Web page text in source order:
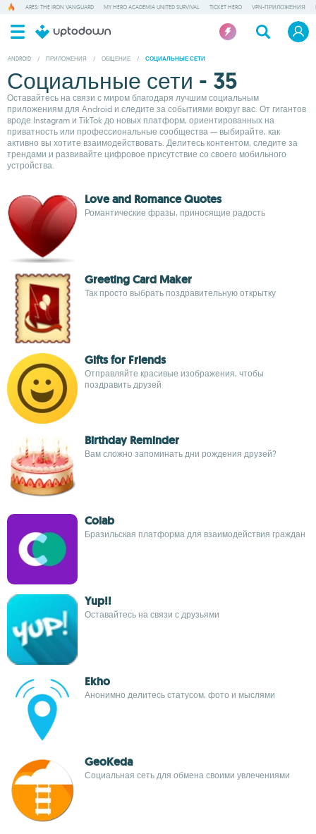
ARES: THE IRON VANGUARD MY HERO ACADEMIA UNITED SURVIVAL TICKET HERO VPN-ПРИЛОЖЕНИЯ
ANDROID / ПРИЛОЖЕНИЯ / ОБЩЕНИЕ / СОЦИАЛЬНЫЕ СЕТИ
Социальные сети - 35
Оставайтесь на связи с миром благодаря лучшим социальным
приложениям для Android и следите за событиями вокруг вас. От гигантов
вроде Instagram и TikTok до новых платформ, ориентированных на
приватность или профессиональные сообщества — выбирайте, как
активно вы хотите взаимодействовать. Делитесь контентом, следите за
трендами и развивайте цифровое присутствие со своего мобильного
устройства.
Love and Romance Quotes
Романтические фразы, приносящие радость
Greeting Card Maker
Так просто выбрать поздравительную открытку
Gifts for Friends
Отправляйте красивые изображения, чтобы
поздравить друзей
Birthday Reminder
Вам сложно запоминать дни рождения друзей?
Colab
Бразильская платформа для взаимодействия граждан
Yup!!
Оставайтесь на связи с друзьями
Ekho
Анонимно делитесь статусом, фото и мыслями
GeoKeda
Социальная сеть для обмена своими увлечениями